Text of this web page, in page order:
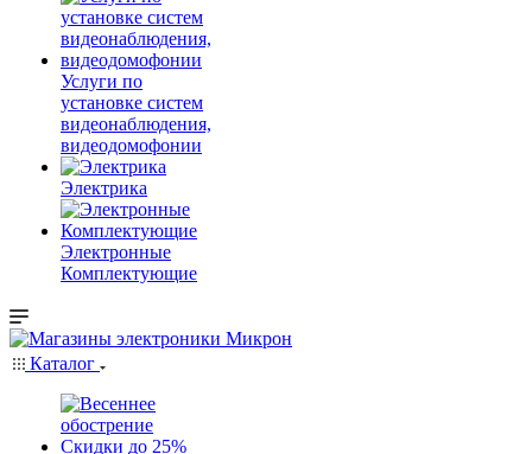
Услуги по
установке систем
видеонаблюдения,
видеодомофонии
Электрика
Электронные
Комплектующие
Каталог